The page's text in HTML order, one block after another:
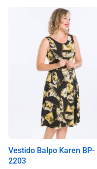
Vestido Balpo Karen BP-
2203